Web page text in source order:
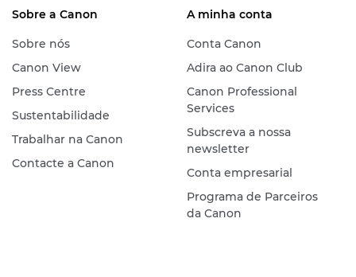
Sobre a Canon
Sobre nós
Canon View
Press Centre
Sustentabilidade
Trabalhar na Canon
Contacte a Canon
A minha conta
Conta Canon
Adira ao Canon Club
Canon Professional
Services
Subscreva a nossa
newsletter
Conta empresarial
Programa de Parceiros
da Canon